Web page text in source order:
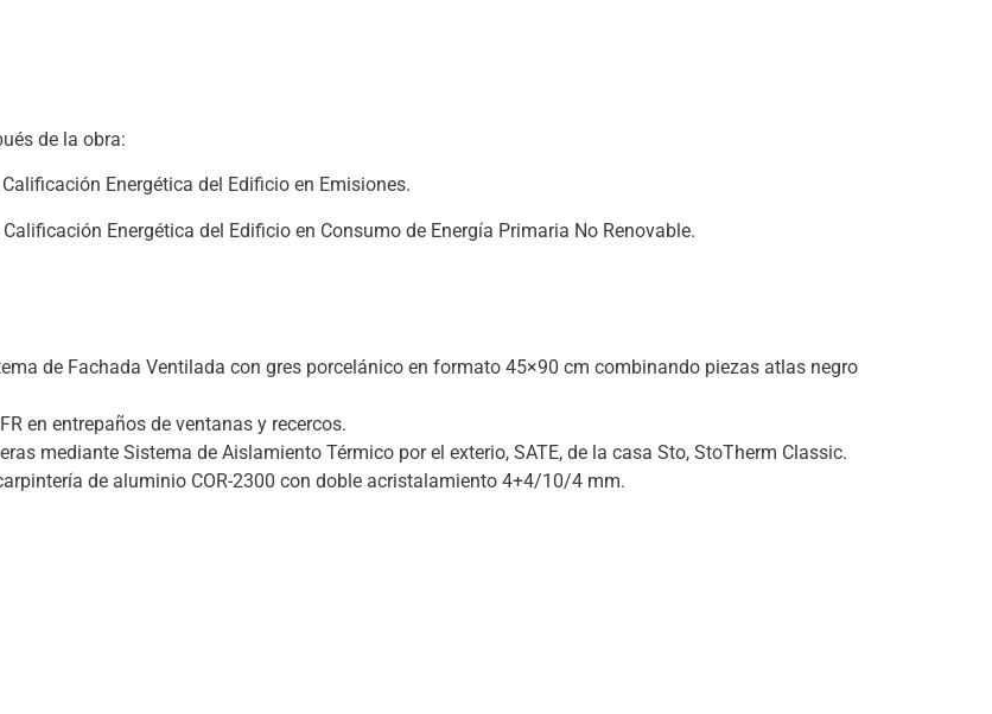
de la obra:
Calificación Energética del Edificio en Emisiones.
Calificación Energética del Edificio en Consumo de Energía Primaria No Renovable.
de Fachada Ventilada con gres porcelánico en formato 45×90 cm combinando piezas atlas negro
en entrepaños de ventanas y recercos.
mediante Sistema de Aislamiento Térmico por el exterio, SATE, de la casa Sto, StoTherm Classic.
de aluminio COR-2300 con doble acristalamiento 4+4/10/4 mm.